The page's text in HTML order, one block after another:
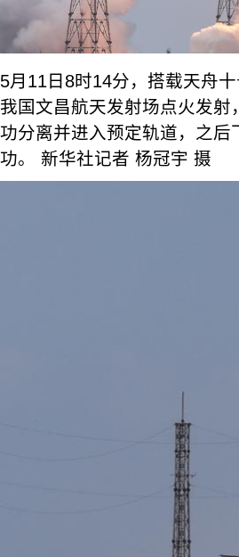
5月11日8时14分，搭载天舟
我国文昌航天发射场点火发
功分离并进入预定轨道，之
功。 新华社记者 杨冠宇 摄